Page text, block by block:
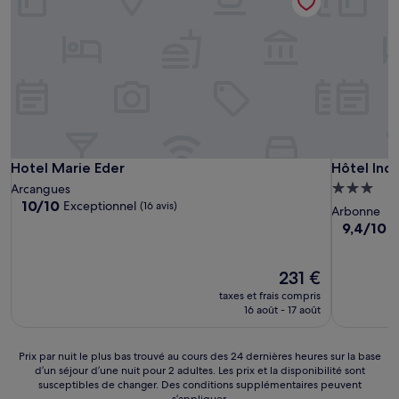
Hotel Marie Eder
Hotel Marie Eder
Arcangues
10.0
10/10 Exceptionnel (16 avis)
Le
nouveau
prix
231 €
231 €
taxes et frais compris
16 août - 17 août
Hôtel
Hôtel
3.0 étoiles
Arbonne
9.4
9,4/10
Prix
Prix par nuit le plus bas trouvé au cours des 24 dernières heures sur la base
d’un séjour d’une nuit pour 2 adultes. Les prix et la disponibilité sont
susceptibles de changer. Des conditions supplémentaires peuvent